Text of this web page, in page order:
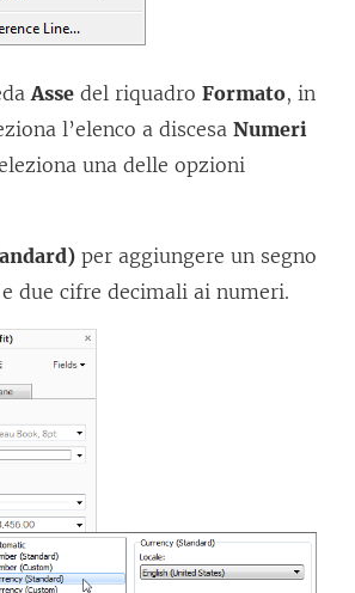
Asse del riquadro Formato, in
l’elenco a discesa Numeri
una delle opzioni
per aggiungere un segno
due cifre decimali ai numeri.